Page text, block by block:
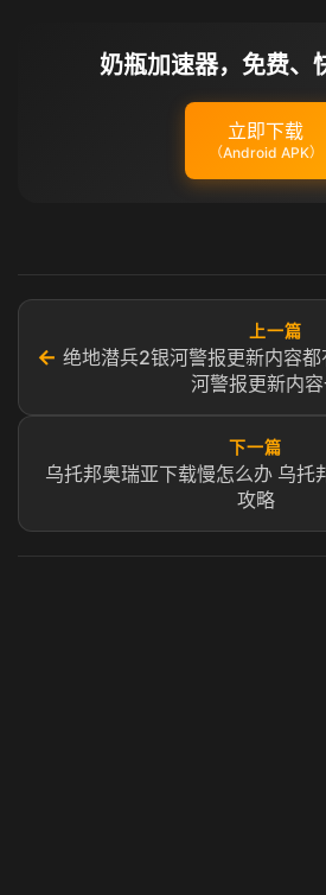
奶瓶加速器，免费、
立即下载
（Android APK）
←
上一篇
绝地潜兵2银河警报更新内容
河警报更新内
下一篇
乌托邦奥瑞亚下载慢怎么办 乌托
攻略